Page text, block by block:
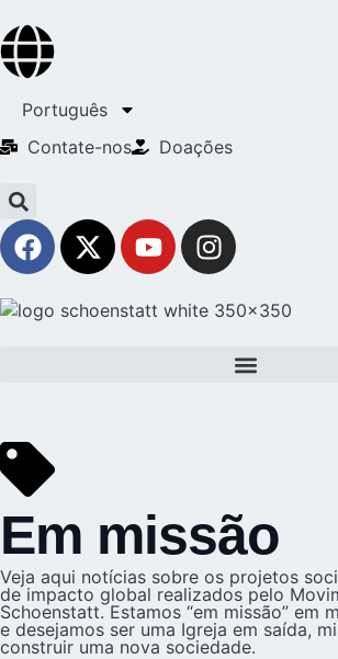
Português
Contate-nos
Doações
Em missão
Veja aqui notícias sobre os projetos
de impacto global realizados pelo
Schoenstatt. Estamos “em missão” em
e desejamos ser uma Igreja em saída,
construir uma nova sociedade.